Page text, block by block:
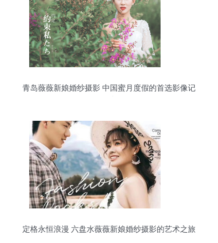
青岛薇薇新娘婚纱摄影 中国蜜月度假的首选影像记
定格永恒浪漫 六盘水薇薇新娘婚纱摄影的艺术之旅